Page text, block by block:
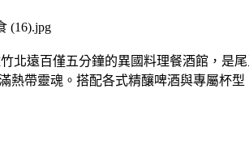
遠百僅五分鐘的異國料理餐酒館，是
帶靈魂。搭配各式精釀啤酒與專屬杯